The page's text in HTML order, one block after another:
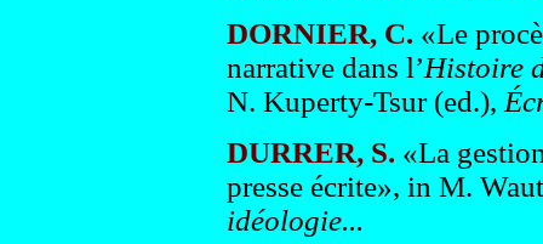
DORNIER, C. «Le
narrative dans l’Histoire
N. Kuperty-Tsur (ed.),
DURRER, S. «La
presse écrite», in M.
idéologie...